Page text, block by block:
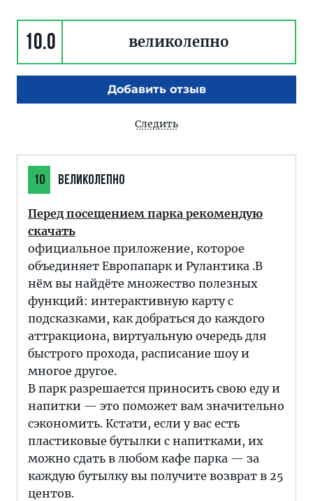
10.0 великолепно
Добавить отзыв
Следить
10 ВЕЛИКОЛЕПНО
Перед посещением парка рекомендую
скачать
официальное приложение, которое
объединяет Европапарк и Рулантика .В
нём вы найдёте множество полезных
функций: интерактивную карту с
подсказками, как добраться до каждого
аттракциона, виртуальную очередь для
быстрого прохода, расписание шоу и
многое другое.
В парк разрешается приносить свою еду и
напитки — это поможет вам значительно
сэкономить. Кстати, если у вас есть
пластиковые бутылки с напитками, их
можно сдать в любом кафе парка — за
каждую бутылку вы получите возврат в 25
центов.